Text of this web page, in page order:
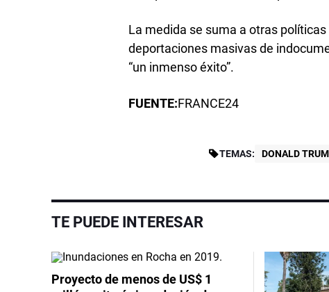
La medida se suma a otras
deportaciones masivas de
“un inmenso éxito”.
FUENTE:FRANCE24
TEMAS: DONALD
TE PUEDE INTERESAR
Proyecto de menos de US$ 1